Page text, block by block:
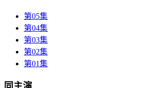
第05集
第04集
第03集
第02集
第01集
同主演